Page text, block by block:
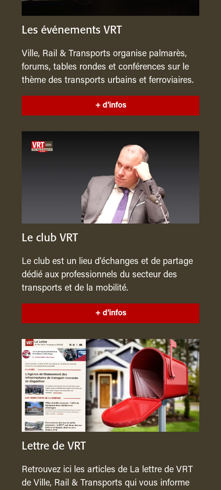
Les événements VRT
Ville, Rail & Transports organise palmarès,
forums, tables rondes et conférences sur le
thème des transports urbains et ferroviaires.
+ d'infos
Le club VRT
Le club est un lieu d’échanges et de partage
dédié aux professionnels du secteur des
transports et de la mobilité.
+ d'infos
Lettre de VRT
Retrouvez ici les articles de La lettre de VRT
de Ville, Rail & Transports qui vous informe